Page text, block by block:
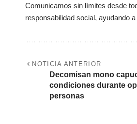
Comunicamos sin límites desde
responsabilidad social, ayudando
NOTICIA ANTERIOR
Decomisan mono
condiciones durante
personas